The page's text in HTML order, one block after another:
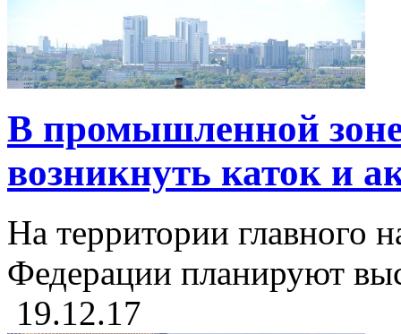
В промышленной
возникнуть каток и
На территории главного
Федерации планируют
19.12.17